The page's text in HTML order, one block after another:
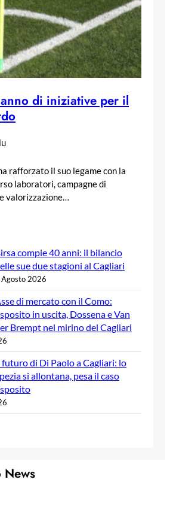
di iniziative per il
rafforzato il suo legame con la
laboratori, campagne di
valorizzazione…
compie 40 anni: il bilancio
sue due stagioni al Cagliari
2026
di mercato con il Como:
in uscita, Dossena e Van
Brempt nel mirino del Cagliari
futuro di Di Paolo a Cagliari: lo
si allontana, pesa il caso
News